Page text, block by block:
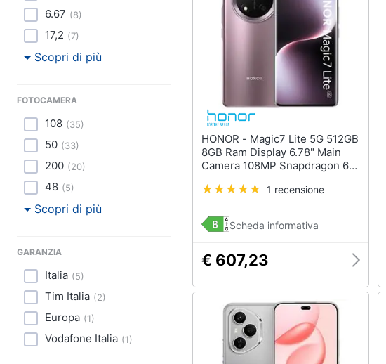
6.67 (8)
17,2 (7)
Scopri di più
FOTOCAMERA
108 (35)
50 (33)
200 (20)
48 (5)
Scopri di più
GARANZIA
Italia (5)
Tim Italia (2)
Europa (1)
Vodafone Italia (1)
HONOR - Magic7 Lite 5G 512GB
8GB Ram Display 6.78" Main
Camera 108MP Snapdragon 6
Titanium Purple1 recensione
Scheda informativa
€ 607,23